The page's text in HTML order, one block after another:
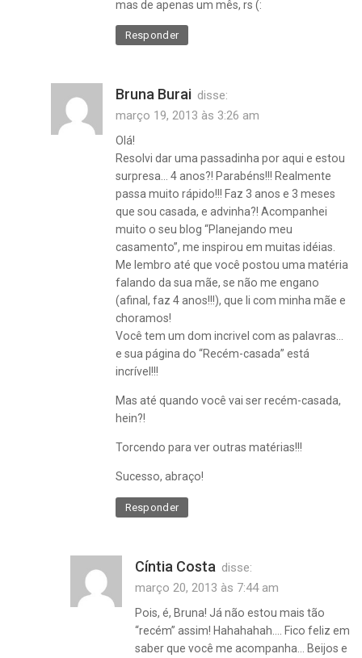
mas de apenas um mês, rs (:
Responder
Bruna Burai disse:
março 19, 2013 às 3:26 am
Olá!
Resolvi dar uma passadinha por aqui e estou
surpresa… 4 anos?! Parabéns!!! Realmente
passa muito rápido!!! Faz 3 anos e 3 meses
que sou casada, e advinha?! Acompanhei
muito o seu blog “Planejando meu
casamento”, me inspirou em muitas idéias.
Me lembro até que você postou uma matéria
falando da sua mãe, se não me engano
(afinal, faz 4 anos!!!), que li com minha mãe e
choramos!
Você tem um dom incrivel com as palavras…
e sua página do “Recém-casada” está
incrível!!!
Mas até quando você vai ser recém-casada,
hein?!
Torcendo para ver outras matérias!!!
Sucesso, abraço!
Responder
Cíntia Costa disse:
março 20, 2013 às 7:44 am
Pois, é, Bruna! Já não estou mais tão
“recém” assim! Hahahahah…. Fico feliz em
saber que você me acompanha… Beijos e